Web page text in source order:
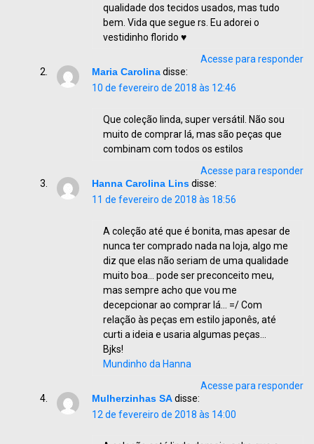
qualidade dos tecidos usados, mas tudo
bem. Vida que segue rs. Eu adorei o
vestidinho florido ♥
Acesse para responder
Maria Carolinadisse:
10 de fevereiro de 2018 às 12:46
Que coleção linda, super versátil. Não sou
muito de comprar lá, mas são peças que
combinam com todos os estilos
Acesse para responder
Hanna Carolina Linsdisse:
11 de fevereiro de 2018 às 18:56
A coleção até que é bonita, mas apesar de
nunca ter comprado nada na loja, algo me
diz que elas não seriam de uma qualidade
muito boa… pode ser preconceito meu,
mas sempre acho que vou me
decepcionar ao comprar lá… =/ Com
relação às peças em estilo japonês, até
curti a ideia e usaria algumas peças…
Bjks!
Mundinho da Hanna
Acesse para responder
Mulherzinhas SAdisse:
12 de fevereiro de 2018 às 14:00